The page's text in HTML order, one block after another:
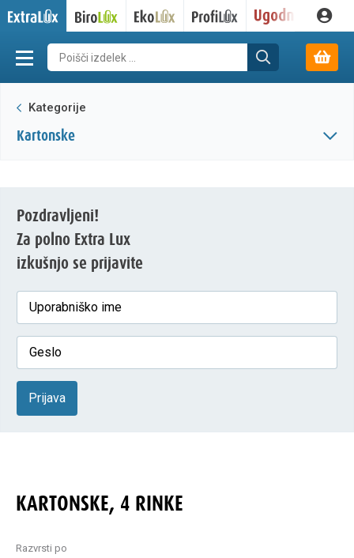
Kategorije
kartonske
Pozdravljeni!
Za polno Extra Lux
izkušnjo se prijavite
Prijava
KARTONSKE, 4 RINKE
Razvrsti po